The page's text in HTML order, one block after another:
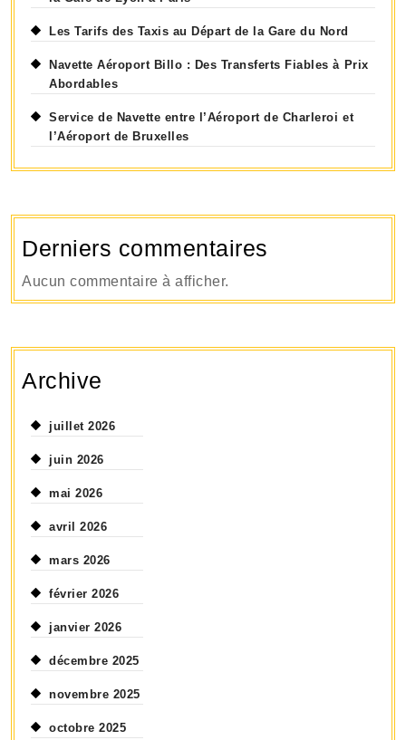
Les Tarifs des Taxis au Départ de la Gare du Nord
Navette Aéroport Billo : Des Transferts Fiables à Prix
Abordables
Service de Navette entre l’Aéroport de Charleroi et
l’Aéroport de Bruxelles
Derniers commentaires
Aucun commentaire à afficher.
Archive
juillet 2026
juin 2026
mai 2026
avril 2026
mars 2026
février 2026
janvier 2026
décembre 2025
novembre 2025
octobre 2025